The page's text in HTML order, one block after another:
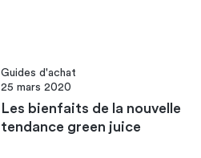
Guides d'achat
25 mars 2020
Les bienfaits de la nouvelle
tendance green juice